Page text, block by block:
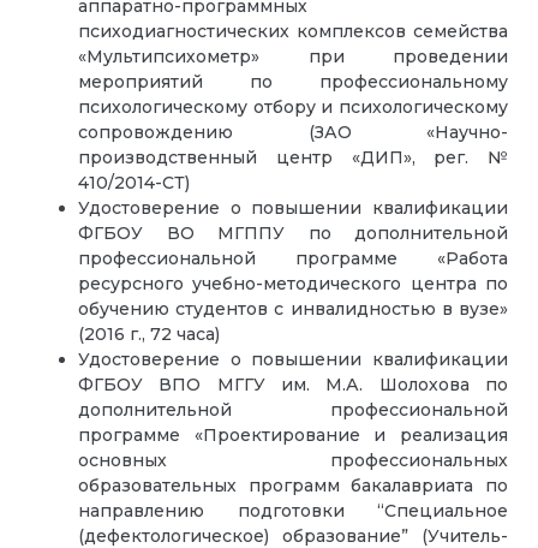
аппаратно-программных
психодиагностических комплексов семейства
«Мультипсихометр» при проведении
мероприятий по профессиональному
психологическому отбору и психологическому
сопровождению (ЗАО «Научно-
производственный центр «ДИП», рег. №
410/2014-СТ)
Удостоверение о повышении квалификации
ФГБОУ ВО МГППУ по дополнительной
профессиональной программе «Работа
ресурсного учебно-методического центра по
обучению студентов с инвалидностью в вузе»
(2016 г., 72 часа)
Удостоверение о повышении квалификации
ФГБОУ ВПО МГГУ им. М.А. Шолохова по
дополнительной профессиональной
программе «Проектирование и реализация
основных профессиональных
образовательных программ бакалавриата по
направлению подготовки “Специальное
(дефектологическое) образование” (Учитель-